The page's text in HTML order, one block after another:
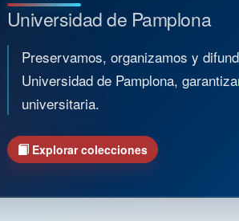
Universidad de Pamplona
Preservamos, organizamos y
Universidad de Pamplona,
universitaria.
Explorar colecciones